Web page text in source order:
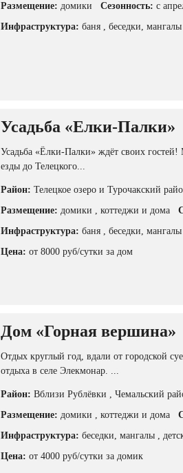
Размещение: домики Сезонность: с
Инфраструктура: баня , беседки, мангалы
Усадьба «Елки-Палки»
Усадьба «Ёлки-Палки» ждёт своих
езды до Телецкого...
Район: Телецкое озеро и Турочакский
Размещение: домики , коттеджи и дома
Инфраструктура: баня , беседки, мангалы
Цена: от 8000 руб/сутки за дом
Дом «Горная вершина»
Отдых круглый год, вдали от городской
отдыха в селе Элекмонар. ...
Район: Вблизи Рублёвки , Чемальский
Размещение: домики , коттеджи и дома
Инфраструктура: беседки, мангалы ,
Цена: от 4000 руб/сутки за домик